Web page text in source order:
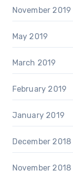
November 2019
May 2019
March 2019
February 2019
January 2019
December 2018
November 2018